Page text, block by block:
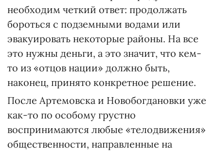
необходим четкий ответ: продолжать
бороться с подземными водами или
эвакуировать некоторые районы. На все
это нужны деньги, а это значит, что кем-
то из «отцов нации» должно быть,
наконец, принято конкретное решение.
После Артемовска и Новобогдановки уже
как-то по особому грустно
воспринимаются любые «телодвижения»
общественности, направленные на